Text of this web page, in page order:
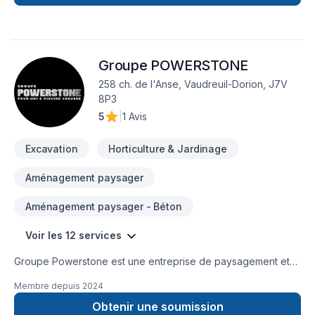
écoute et rigueur, afin de livrer des projets bien exécutés,
Groupe POWERSTONE
258 ch. de l'Anse, Vaudreuil-Dorion, J7V
8P3
5
1 Avis
Excavation Horticulture & Jardinage
Aménagement paysager
Aménagement paysager - Béton
Voir les 12 services
Groupe Powerstone est une entreprise de paysagement et
grande région de Montréal, spécialisée dans les projets
extérieurs de haute qualité pour les propriétés résidentielles.
Membre depuis 2024
Obtenir une soumission